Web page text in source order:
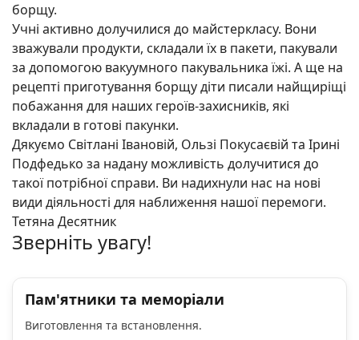
борщу.
Учні активно долучилися до майстеркласу. Вони
зважували продукти, складали їх в пакети, пакували
за допомогою вакуумного пакувальника їжі. А ще на
рецепті приготування борщу діти писали найщиріщі
побажання для наших героїв-захисників, які
вкладали в готові пакунки.
Дякуємо Світлані Івановій, Ользі Покусаєвій та Ірині
Подфедько за надану можливість долучитися до
такої потрібної справи. Ви надихнули нас на нові
види діяльності для наближення нашої перемоги.
Тетяна Десятник
Зверніть увагу!
Пам'ятники та меморіали
Виготовлення та встановлення.